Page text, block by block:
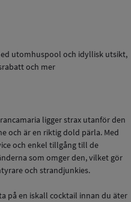
utomhuspool och idyllisk utsikt,
och mer
ligger strax utanför den
och är en riktig dold pärla. Med
och enkel tillgång till de
som omger den, vilket gör
och strandjunkies.
på en iskall cocktail innan du äter